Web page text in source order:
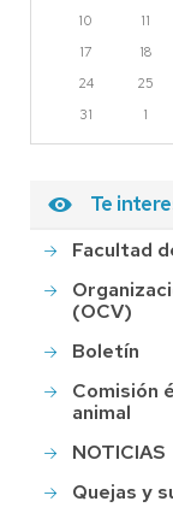
10
11
17
18
24
25
31
1
Te
Facultad
(OCV)
Boletín
Comisión
animal
NOTICIAS
Quejas y